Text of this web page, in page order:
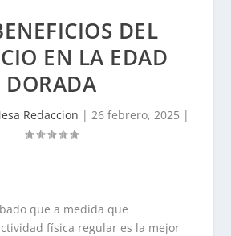
DEL
EN LA EDAD
DORADA
Redaccion | 26 febrero, 2025 |
que a medida que
física regular es la mejor